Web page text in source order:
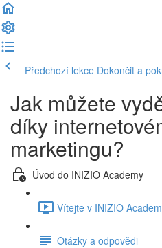
Předchozí lekce Dokončit a
Jak můžete
díky
marketingu?
Úvod do INIZIO Academy
Vítejte v INIZIO
Otázky a odpovědi